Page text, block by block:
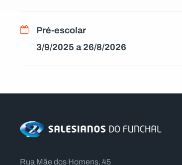
Pré-escolar
3/9/2025 a 26/8/2026
Rua Mãe dos Homens, 45